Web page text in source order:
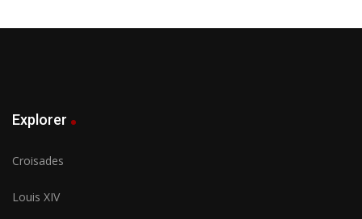
Explorer
Croisades
Louis XIV